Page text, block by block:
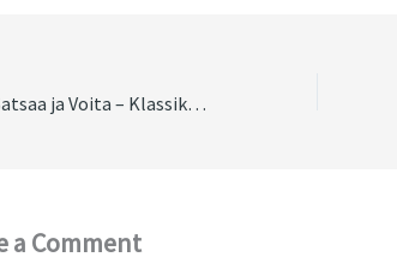
Bruce Bet – Satsaa ja Voita – Klassikko Slots Pelaaminen
a Comment